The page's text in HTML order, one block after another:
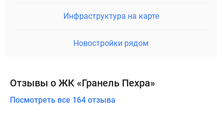
Инфраструктура на карте
Новостройки рядом
Отзывы о ЖК «Гранель Пехра»
Посмотреть все 164 отзыва